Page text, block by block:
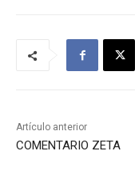
Artículo anterior
COMENTARIO ZETA